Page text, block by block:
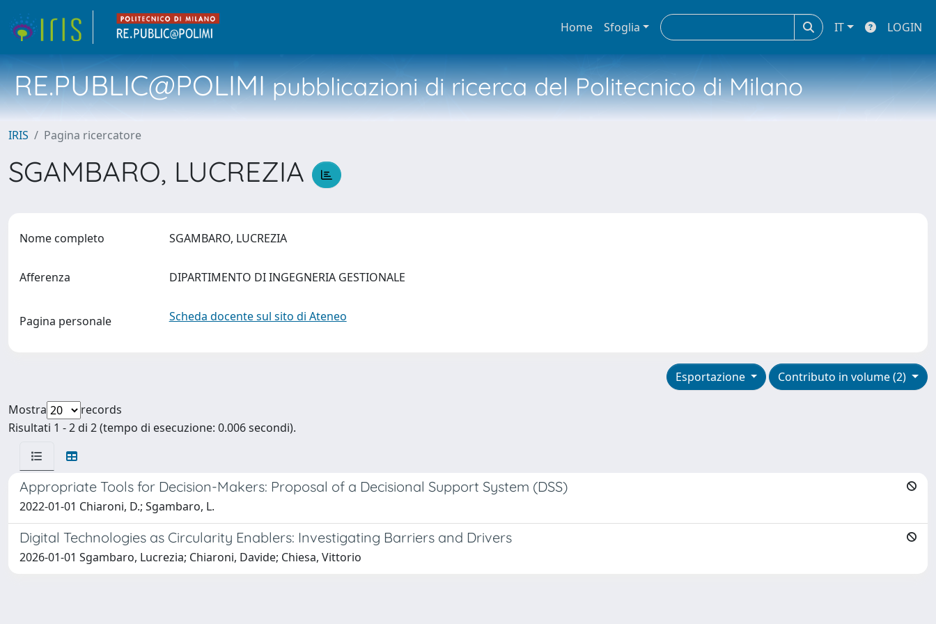
Home Sfoglia IT LOGIN
RE.PUBLIC@POLIMIpubblicazioni di ricerca del Politecnico di Milano
IRIS Pagina ricercatore
SGAMBARO, LUCREZIA
Nome completo SGAMBARO, LUCREZIA
Afferenza DIPARTIMENTO DI INGEGNERIA GESTIONALE
Pagina personale Scheda docente sul sito di Ateneo
Contributo in volume (2)
Esportazione
Mostra
records
Risultati 1 - 2 di 2 (tempo di esecuzione: 0.006 secondi).
Appropriate Tools for Decision-Makers: Proposal of a Decisional Support System (DSS)
2022-01-01 Chiaroni, D.; Sgambaro, L.
Digital Technologies as Circularity Enablers: Investigating Barriers and Drivers
2026-01-01 Sgambaro, Lucrezia; Chiaroni, Davide; Chiesa, Vittorio